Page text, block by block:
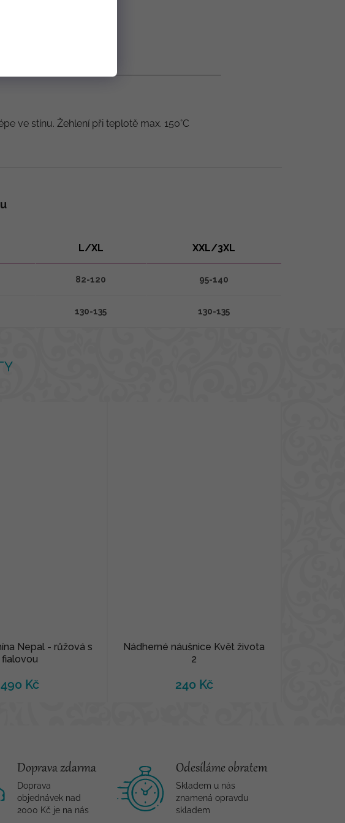
Nepal - růžová s
fialovou
490 Kč
Nádherné náušnice Květ života
2
240 Kč
ve stínu. Žehlení při teplotě max. 150°C
L/XL XXL/3XL
82-120 95-140
130-135 130-135
Doprava zdarma
Doprava
objednávek nad
2000 Kč je na nás
Odesíláme obratem
Skladem u nás
znamená opravdu
skladem